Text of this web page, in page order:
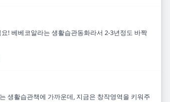
! 베베코알라는 생활습관동화라서 2-3년정도 바짝
생활습관책에 가까운데, 지금은 창작영역을 키워주